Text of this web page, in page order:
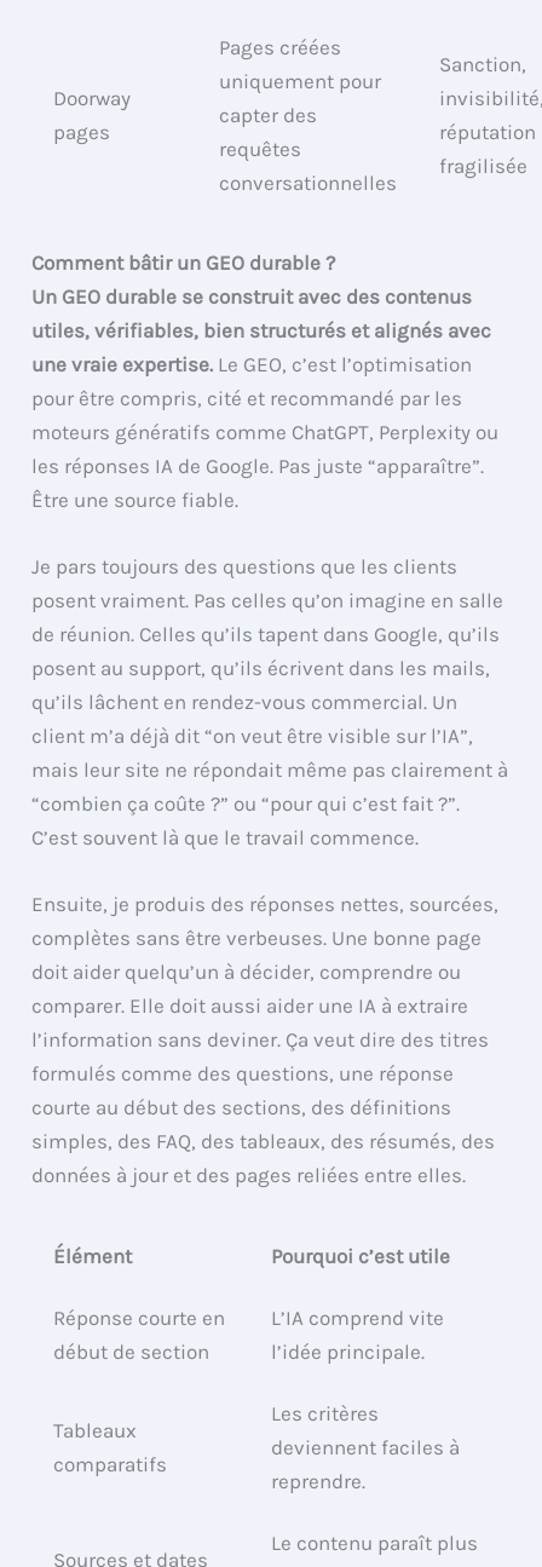
Doorway
pages
Pages créées
uniquement pour
capter des
requêtes
conversationnelles
Sanction,
réputation
fragilisée
Comment bâtir un GEO durable ?
Un GEO durable se construit avec des contenus
utiles, vérifiables, bien structurés et alignés avec
une vraie expertise. Le GEO, c’est l’optimisation
pour être compris, cité et recommandé par les
moteurs génératifs comme ChatGPT, Perplexity ou
les réponses IA de Google. Pas juste “apparaître”.
Être une source fiable.
Je pars toujours des questions que les clients
posent vraiment. Pas celles qu’on imagine en salle
de réunion. Celles qu’ils tapent dans Google, qu’ils
posent au support, qu’ils écrivent dans les mails,
qu’ils lâchent en rendez-vous commercial. Un
client m’a déjà dit “on veut être visible sur l’IA”,
mais leur site ne répondait même pas clairement à
“combien ça coûte ?” ou “pour qui c’est fait ?”.
C’est souvent là que le travail commence.
Ensuite, je produis des réponses nettes, sourcées,
complètes sans être verbeuses. Une bonne page
doit aider quelqu’un à décider, comprendre ou
comparer. Elle doit aussi aider une IA à extraire
l’information sans deviner. Ça veut dire des titres
formulés comme des questions, une réponse
courte au début des sections, des définitions
simples, des FAQ, des tableaux, des résumés, des
données à jour et des pages reliées entre elles.
Élément Pourquoi c’est utile
Réponse courte en
début de section
L’IA comprend vite
l’idée principale.
Tableaux
comparatifs
Les critères
deviennent faciles à
reprendre.
Sources et dates
Le contenu paraît plus